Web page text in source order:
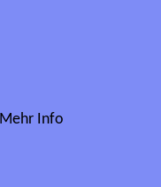
Mehr Info